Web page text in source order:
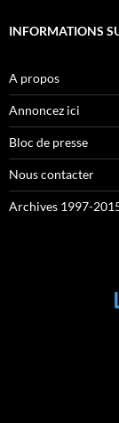
INFORMATIONS
A propos
Annoncez ici
Bloc de presse
Nous contacter
Archives 1997-